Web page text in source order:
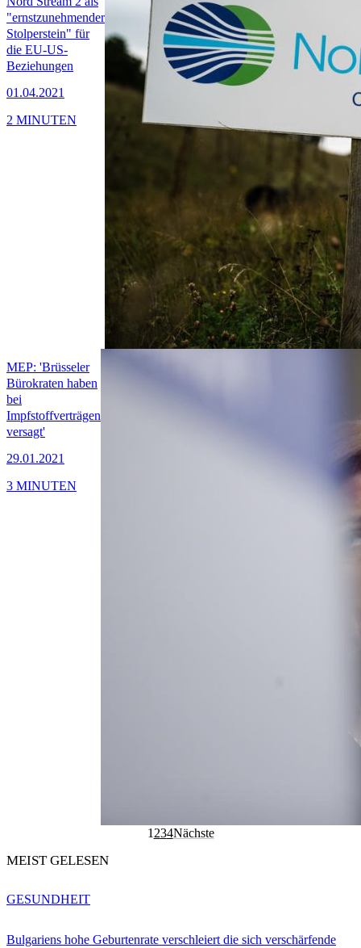
"ernstzunehmender
Stolperstein" für
die EU-US-
Beziehungen
01.04.2021
2 MINUTEN
MEP: 'Brüsseler
Bürokraten haben
bei
Impfstoffverträgen
versagt'
29.01.2021
3 MINUTEN
1 234Nächste
MEIST GELESEN
Bulgariens hohe Geburtenrate verschleiert die sich verschärfende
GESUNDHEIT